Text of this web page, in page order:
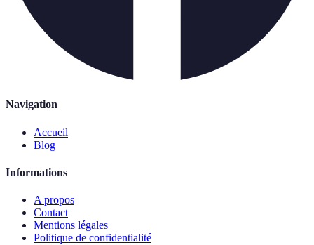
Navigation
Accueil
Blog
Informations
A propos
Contact
Mentions légales
Politique de confidentialité